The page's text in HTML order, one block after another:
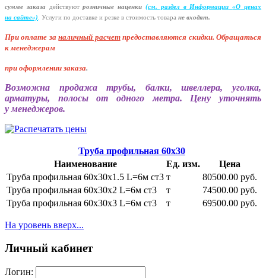
сумме заказа
действуютрозничные наценки (см. раздел в Информации «О ценах
на сайте»). Услуги по доставке и резке в стоимость товара не входят.
При оплате заналичный расчет предоставляются скидки. Обращаться
к менеджерам
при оформлении заказа.
Возможна продажа трубы, балки, швеллера, уголка,
арматуры, полосы от одного метра. Цену уточнять
у менеджеров.
Наименование Ед. изм. Цена
Труба профильная 60х30
Труба профильная 60х30х1.5 L=6м ст3 т
80500.00 руб.
Труба профильная 60х30х2 L=6м ст3
т
74500.00 руб.
Труба профильная 60х30х3 L=6м ст3
т 69500.00 руб.
На уровень вверх...
Личный кабинет
Логин: